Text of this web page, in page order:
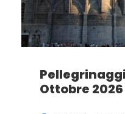
Ottobre 2026